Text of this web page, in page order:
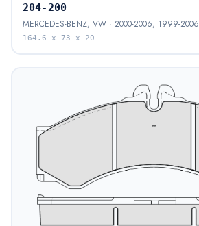
204-200
MERCEDES-BENZ, VW · 2000-2006, 1999-2006
164.6 x 73 x 20